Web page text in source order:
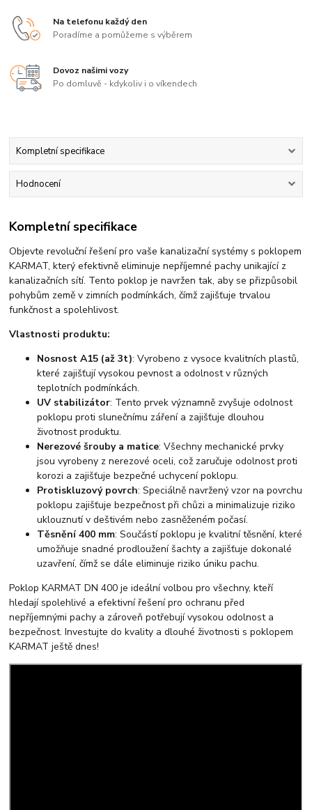
Na telefonu každý den
Poradíme a pomůžeme s výběrem
Dovoz našimi vozy
Po domluvě - kdykoliv i o víkendech
Kompletní specifikace
Hodnocení
Kompletní specifikace
Objevte revoluční řešení pro vaše kanalizační systémy s poklopem
KARMAT, který efektivně eliminuje nepříjemné pachy unikající z
kanalizačních sítí. Tento poklop je navržen tak, aby se přizpůsobil
pohybům země v zimních podmínkách, čímž zajišťuje trvalou
funkčnost a spolehlivost.
Vlastnosti produktu:
Nosnost A15 (až 3t): Vyrobeno z vysoce kvalitních plastů,
které zajišťují vysokou pevnost a odolnost v různých
teplotních podmínkách.
UV stabilizátor: Tento prvek významně zvyšuje odolnost
poklopu proti slunečnímu záření a zajišťuje dlouhou
životnost produktu.
Nerezové šrouby a matice: Všechny mechanické prvky
jsou vyrobeny z nerezové oceli, což zaručuje odolnost proti
korozi a zajišťuje bezpečné uchycení poklopu.
Protiskluzový povrch: Speciálně navržený vzor na povrchu
poklopu zajišťuje bezpečnost při chůzi a minimalizuje riziko
uklouznutí v deštivém nebo zasněženém počasí.
Těsnění 400 mm: Součástí poklopu je kvalitní těsnění, které
umožňuje snadné prodloužení šachty a zajišťuje dokonalé
uzavření, čímž se dále eliminuje riziko úniku pachu.
Poklop KARMAT DN 400 je ideální volbou pro všechny, kteří
hledají spolehlivé a efektivní řešení pro ochranu před
nepříjemnými pachy a zároveň potřebují vysokou odolnost a
bezpečnost. Investujte do kvality a dlouhé životnosti s poklopem
KARMAT ještě dnes!